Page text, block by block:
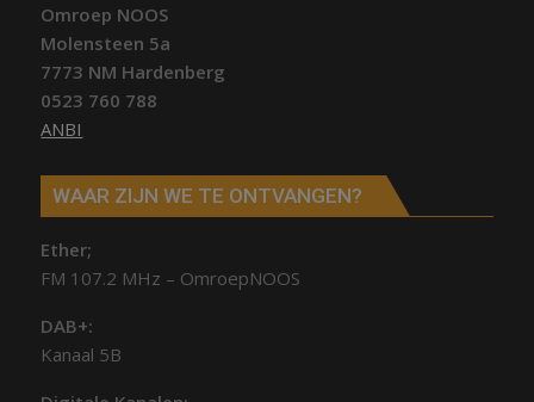
Omroep NOOS
Molensteen 5a
7773 NM Hardenberg
0523 760 788
ANBI
WAAR ZIJN WE TE ONTVANGEN?
Ether;
FM 107.2 MHz – OmroepNOOS
DAB+:
Kanaal 5B